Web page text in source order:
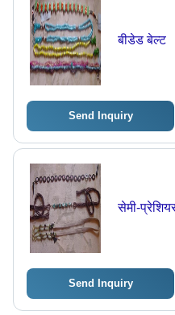
बीडेड बेल्ट
Send Inquiry
सेमी-
Send Inquiry